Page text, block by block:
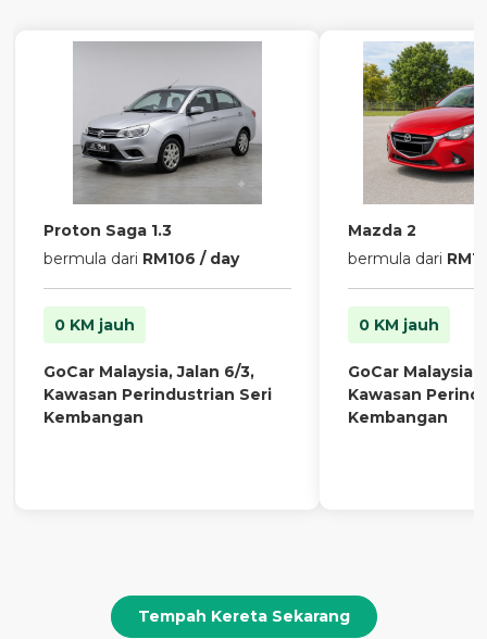
Proton Saga 1.3
bermula dari RM106 / day
0 KM jauh
GoCar Malaysia, Jalan 6/3,
Kawasan Perindustrian Seri
Kembangan
Mazda 2
bermula dari
0 KM jauh
GoCar Malaysia,
Kawasan
Kembangan
Tempah Kereta Sekarang